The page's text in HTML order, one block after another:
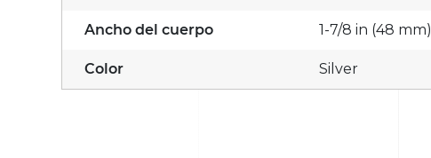
Ancho del cuerpo 1-7/8 in (48 mm)
Color Silver